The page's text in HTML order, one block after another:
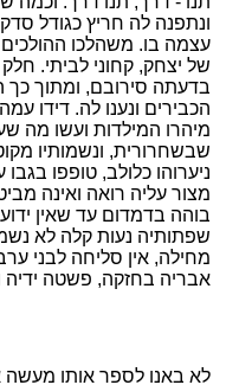
ונתפנה לה חריץ כגודל
עצמה בו. משהלכו
של יצחק, קחוני לביתי.
בדעתה סירובם, ומתוך
הכבירים ונענו לה. דידו
מיהרו המילדות ועשו מה
שבשחרורית, ונשמותיו
ניערוהו כלולב, טופפו
מצור עליה רואה ואינה
בוהה בדמדום עד שאין
שפתותיה נעות קלה לא
מחילה, אין סליחה לבני
אבריה בחזקה, פשטה ידיה
לא באנו לספר אותו מעשה